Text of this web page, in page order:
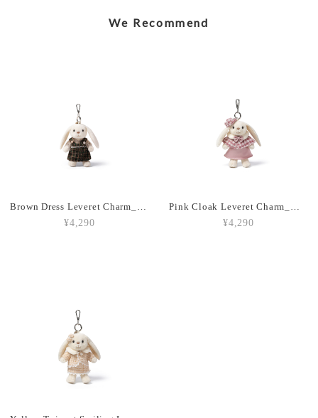
2026/03/05
We Recommend
Brown Dress Leveret Charm_MC600152
¥4,290
Pink Cloak Leveret Charm_MC600150B
¥4,290